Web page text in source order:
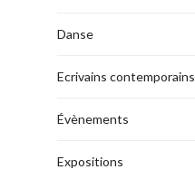
Danse
Ecrivains contemporains
Évènements
Expositions